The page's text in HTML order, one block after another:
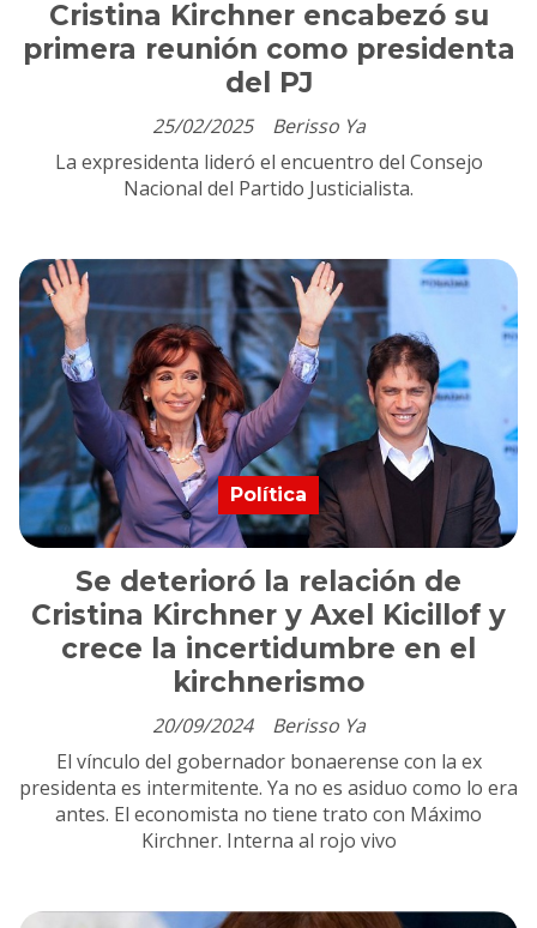
Cristina Kirchner encabezó su
primera reunión como presidenta
del PJ
Berisso Ya
25/02/2025
La expresidenta lideró el encuentro del Consejo
Nacional del Partido Justicialista.
Se deterioró la relación de
Cristina Kirchner y Axel Kicillof y
crece la incertidumbre en el
kirchnerismo
Berisso Ya
Política
20/09/2024
El vínculo del gobernador bonaerense con la ex
presidenta es intermitente. Ya no es asiduo como lo era
antes. El economista no tiene trato con Máximo
Kirchner. Interna al rojo vivo